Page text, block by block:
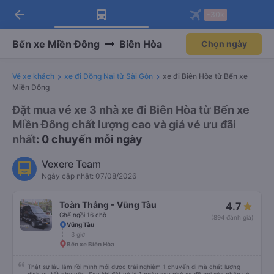
Tải app Vexere ngay!
Nhận ưu đãi thành viên độc
Mở app
Tải app Vexere
-30k/ghế khi đặt vé máy bay qua
Mở app
arrow_back
Bến xe Miền Đông Biên Hòa Chọn ngày
Vé xe khách xe đi Đồng Nai từ Sài Gòn
xe đi Biên Hòa từ Bến xe
Miền Đông
Đặt mua vé xe 3 nhà xe đi Biên Hòa từ Bến xe
Miền Đông chất lượng cao và giá vé ưu đãi
nhất: 0 chuyến mỗi ngày
Vexere Team
Ngày cập nhật: 07/08/2026
Toàn Thắng - Vũng Tàu
Ghế ngồi 16 chỗ
4.7
(894 đánh giá)
Vũng Tàu
3 giờ
Bến xe Biên Hòa
Thật sự lâu lắm rồi mình mới được trải nghiệm 1 chuyến đi mà chất lượng